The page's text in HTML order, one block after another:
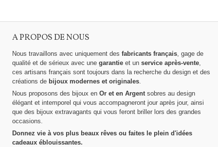
A PROPOS DE NOUS
Nous travaillons avec uniquement des fabricants français, gage de
qualité et de sérieux avec une garantie et un service après-vente,
ces artisans français sont toujours dans la recherche du design et des
créations de bijoux modernes et originales.
Nous proposons des bijoux en Or et en Argentsobres au design
élégant et intemporel qui vous accompagneront jour après jour, ainsi
que des bijoux extravagants qui vous feront briller lors des grandes
occasions.
Donnez vie à vos plus beaux rêves ou faites le plein d'idées
cadeaux éblouissantes.